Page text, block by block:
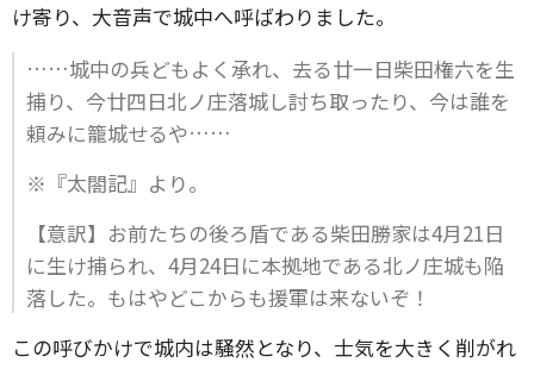
け寄り、大音声で城中へ呼ばわりました。
……城中の兵どもよく承れ、去る廿一日柴田権六を生
捕り、今廿四日北ノ庄落城し討ち取ったり、今は誰を
頼みに籠城せるや……
※『太閤記』より。
【意訳】お前たちの後ろ盾である柴田勝家は4月21日
に生け捕られ、4月24日に本拠地である北ノ庄城も陥
落した。もはやどこからも援軍は来ないぞ！
この呼びかけで城内は騒然となり、士気を大きく削がれ